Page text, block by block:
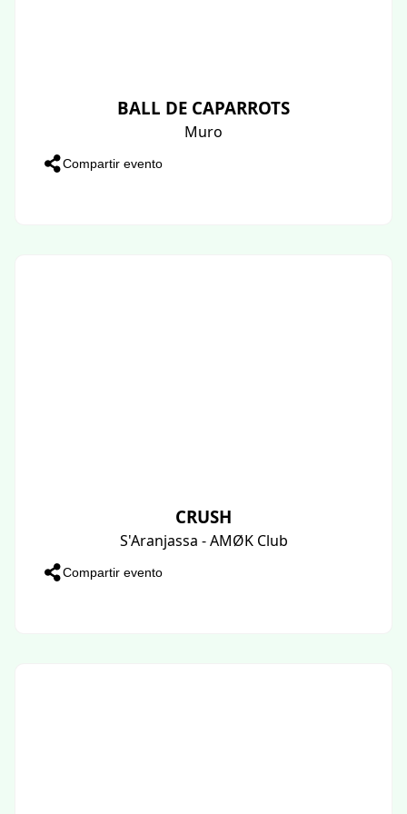
BALL DE CAPARROTS
Muro
Compartir evento
CRUSH
S'Aranjassa - AMØK Club
Compartir evento